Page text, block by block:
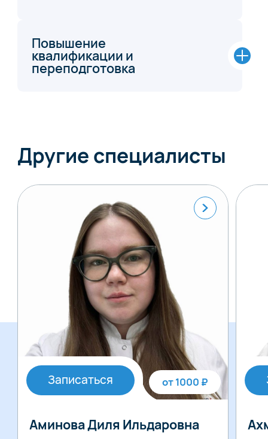
Повышение
квалификации и
переподготовка
Другие специалисты
Записаться от 1000 ₽
Аминова Диля Ильдаровна